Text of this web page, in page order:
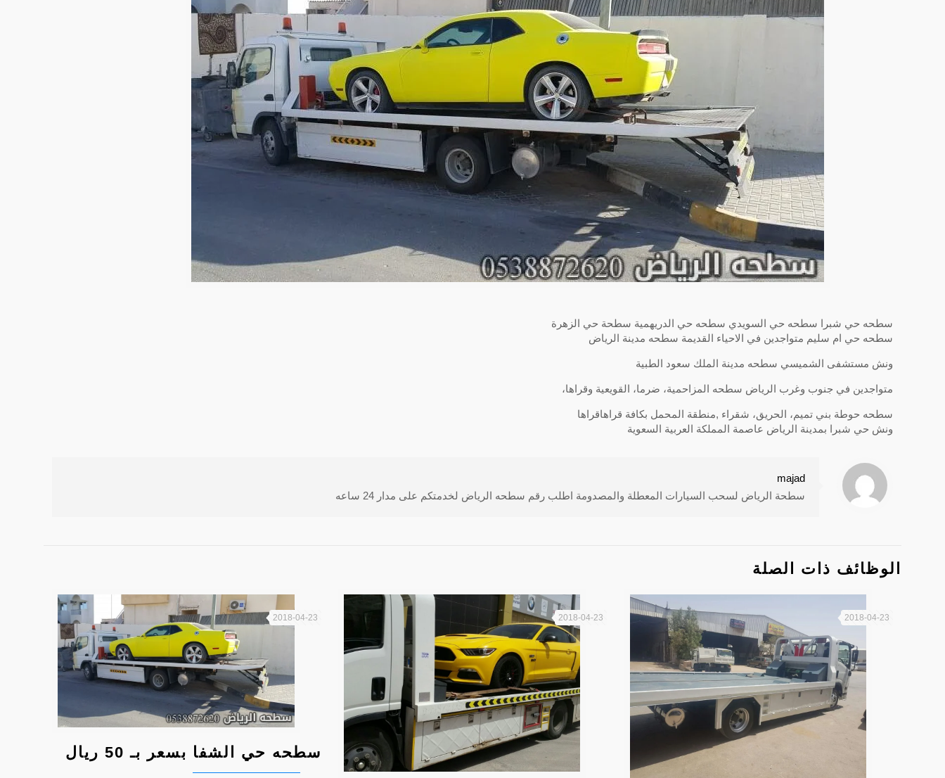
سطحه حي شبرا سطحه حي السويدي سطحه حي الدريهمية سطحة حي الزهرة
سطحه حي ام سليم متواجدين في الاحياء القديمة سطحه مدينة الرياض
ونش مستشفى الشميسي سطحه مدينة الملك سعود الطبية
متواجدين في جنوب وغرب الرياض سطحه المزاحمية، ضرما، القويعية وقراها،
سطحه حوطة بني تميم، الحريق، شقراء ,منطقة المحمل بكافة قراهاقراها
ونش حي شبرا بمدينة الرياض عاصمة المملكة العربية السعوية
majad
سطحة الرياض لسحب السيارات المعطلة والمصدومة اطلب رقم سطحه الرياض لخدمتكم على مدار 24 ساعه
الوظائف ذات الصلة
2018-04-23
2018-04-23
2018-04-23
سطحه حي الشفا بسعر بـ 50 ريال